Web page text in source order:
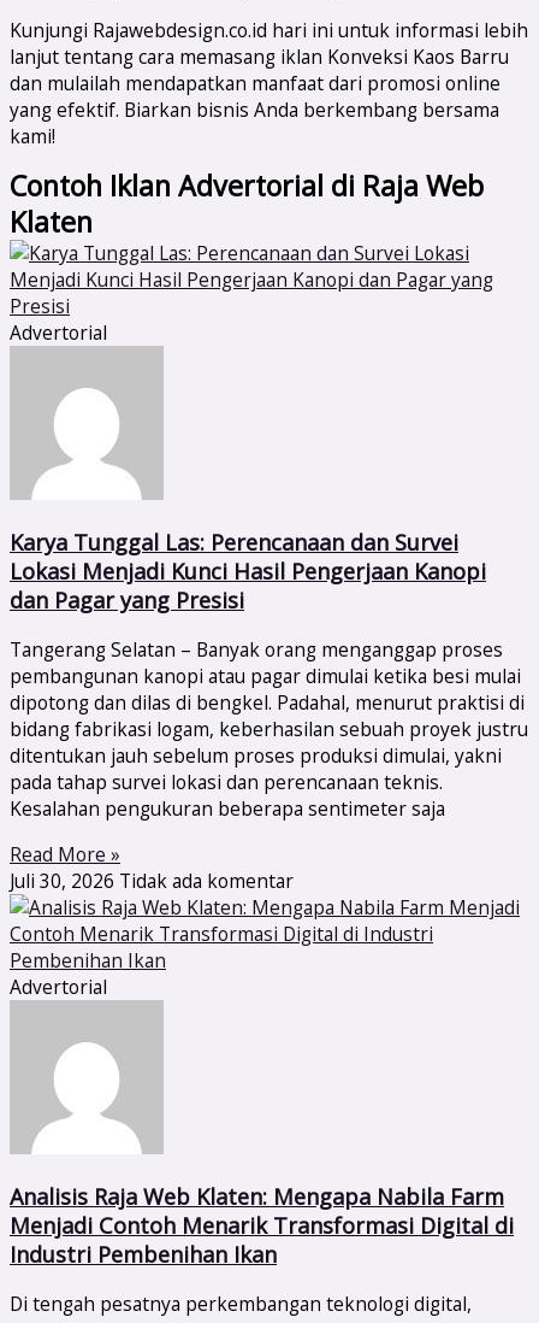
Kunjungi Rajawebdesign.co.id hari ini untuk informasi lebih
lanjut tentang cara memasang iklan Konveksi Kaos Barru
dan mulailah mendapatkan manfaat dari promosi online
yang efektif. Biarkan bisnis Anda berkembang bersama
kami!
Contoh Iklan Advertorial di Raja Web
Klaten
Advertorial
Karya Tunggal Las: Perencanaan dan Survei
Lokasi Menjadi Kunci Hasil Pengerjaan Kanopi
dan Pagar yang Presisi
Tangerang Selatan – Banyak orang menganggap proses
pembangunan kanopi atau pagar dimulai ketika besi mulai
dipotong dan dilas di bengkel. Padahal, menurut praktisi di
bidang fabrikasi logam, keberhasilan sebuah proyek justru
ditentukan jauh sebelum proses produksi dimulai, yakni
pada tahap survei lokasi dan perencanaan teknis.
Kesalahan pengukuran beberapa sentimeter saja
Read More »
Juli 30, 2026 Tidak ada komentar
Advertorial
Analisis Raja Web Klaten: Mengapa Nabila Farm
Menjadi Contoh Menarik Transformasi Digital di
Industri Pembenihan Ikan
Di tengah pesatnya perkembangan teknologi digital,